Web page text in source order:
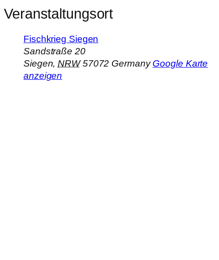
Veranstaltungsort
Fischkrieg Siegen
Sandstraße 20
Siegen, NRW 57072 Germany Google Karte
anzeigen